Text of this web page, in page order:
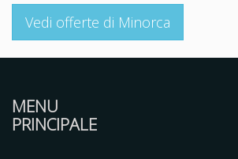
Vedi offerte di Minorca
MENU
PRINCIPALE